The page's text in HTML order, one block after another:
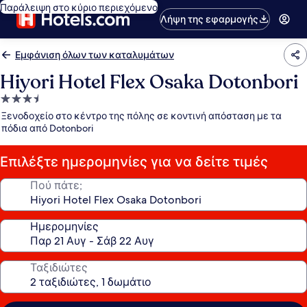
Παράλειψη στο κύριο περιεχόμενο
Λήψη της εφαρμογής
Εμφάνιση όλων των καταλυμάτων
Hiyori Hotel Flex Osaka Dotonbori
Κατάλυμα
με
3.5
αστέρια
Ξενοδοχείο στο κέντρο της πόλης σε κοντινή απόσταση με τα
πόδια από Dotonbori
Επιλέξτε ημερομηνίες για να δείτε τιμές
Πού πάτε;
Ημερομηνίες
Ταξιδιώτες